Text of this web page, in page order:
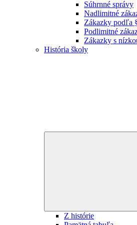
Súhrnné správy
Nadlimitné
Zákazky podľa
Podlimitné
Zákazky s
História školy
Z histórie